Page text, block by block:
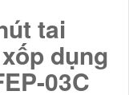
tai
dụng
03C